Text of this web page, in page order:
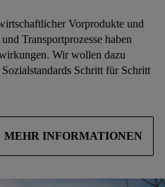
Vorprodukte und
Transportprozesse haben
Wir wollen dazu
Schritt für Schritt
MEHR INFORMATIONEN